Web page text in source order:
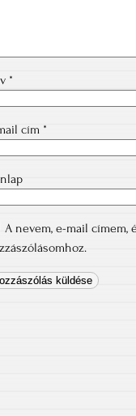
*
cím *
A nevem, e-mail címem,